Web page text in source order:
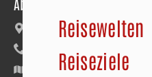
Reisewelten
Reiseziele
Maybachstraße 22 |
Google Maps